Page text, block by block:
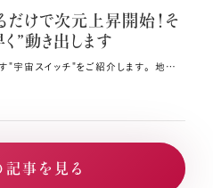
だけで次元上昇開始！そ
”動き出します
今回は、現実がすごい勢いで動き出す"宇宙スイッチ"をご紹介します。 地球での現実展開のスピードが驚くほど早くなっている今、さらにあなたの"宇宙スイッチ"が入れば、 今夢見ているありとあらゆる願い事を最短で全て叶えることができ、 大変な人生も180度転機を迎えることができます💫 ONにしたほうが絶対に得な"宇宙スイッチ"を、ぜひ前のめりで学んで吸収してくださいね。 その方法はコレ！！ 宇宙スイッチを入れる一番の方法はひたすら当たり前ゼロ感謝®することです。 自分の意図を明確にし、書き出してください。 ワクワクの気持ちを大切にし、自分を安心させ、自分と森羅万象に感謝し、自分の周波数を高く保つことが大切です。 元動画（YouTube）：『“宇宙スイッチ”を入れるだけで、次元上昇が始まります。そして現実が“怖いほど早く”動き出します。（第1928回）』 “宇宙スイッチ”ONで願いが叶う あなたも、人生の中で叶えたい願いをいくつも持っていると思います💞 私も、通訳になりたい、バイリンガルになりたい、アメリカに住んでみたい、運命の人と出会いたい、 痩せて綺麗になりたい、億万長者になりたい、ベストセラー作家になりたい…など、 数え上げればキリがありませんが、たくさんの願い事があり、それらを全て叶えてきました。 叶えることができたのは、宇宙スイッチをONにし続けたおかげです🌸 宇宙スイッチは、簡単に言えば「意識の焦点を変えること」で入ります。 言い換えれば、願い事がなかなか叶わなかったり、 願っているものとは違うものばかり引き寄せてしまったりするのは、 宇宙スイッチが入っていない＝意識の焦点が間違っているからです。 意識の焦点が変わる感覚を理解するには、 人を好きになった時の感覚を思い浮かべてみると分かりやすいでしょう。 昨日までただのクラスメイトだった相手のことがある時急に気になり出す、 あの感覚が「意識の焦点の変化」です。 ゆえに、意識の焦点を変える＝宇宙のスイッチを入れるのは、 学歴・実績・経験・年齢・性別・国籍関係なく誰にでもできます🌏 意識の焦点を欲しいものに変える 意識の焦点を変えるには、意識を向ける先を、 「自分の欲しくないもの」から「欲しいもの」に変えてください💫 これをするだけで人生は激変します。 放っておくと人間は自分の欲しくないものに意識を向けてしまう傾向があります。 「電車に間に合うだろうか？」「失敗しないだろうか？」 「子どもが怪我をしないだろうか？」といったように、 人間の思考の実に8割以上が心配事で占められています。 ぜひ、意識的にマインドシェアを欲しいものに変える＝周波数のチャンネルを 欲しくないものから欲しいものに切り替えることに取り組んでいってください🍀 ただ、心配事ばかり考えている自分をダメだと感じる必要はありません。 その時間を欲しいものに変えて宇宙スイッチを入れれば願い事が次々叶っていくのですから、 無限に豊かに幸せになる伸び代が途方もなく大きいと捉えてくださいね。 感謝の力で宇宙スイッチをON！ 宇宙スイッチを入れる一番の方法は「感謝」です💝 心配事が頭に浮かんできたら、まずは「心配になるのも分かるよ」と自分に寄り添ってあげてください。 心配するのは人間だから仕方ないけれど、でも今の自分は、心臓が動き、呼吸ができ、 空気を好きなだけ吸い、水を飲むことができている---そこに意識の焦点を変えてください。 当たり前をゼロにして、一つ一つの物事に感謝するのです。 神様は、一回につき一つの感情しか感じられないというありがたい機能を 人間に与えてくださっていますので、感謝にチャンネルを合わせた瞬間、 心配したり悲しんだりできなくなるのが分かるはずです。 このようにしてひたすら当たり前ゼロ感謝®することで、感謝のループを作り出していきましょう🌿 宇宙スイッチがOFFになってしまったら せっかく感謝ループの中にいても、SNSに嫌なコメントが入ってきたり、 家族や友人との会話で「うぐっ」となってしまうようなことを言われたりすると、 途端に宇宙スイッチがオフになり意識が地獄行きの負のループに変わってしまうことがあります🌠 そうなってしまったら、当たり前ゼロ感謝®でもう一度宇宙スイッチを押し、 意識の焦点を高い周波数に戻してください💐 これが繰り返されるうちにあなたの周波数は高止まりし、 周波数の高い自分と合致したものだけがどんどん引き寄せられるようになって、 みるみるうちに願った現実創造がなされていくサイクルに突入します。 これが次元上昇です。 現実創造の4ステップ 最後に、現実創造のプロセスに沿って願い事を叶えるための4ステップをお伝えします。 ①自分の意図を明確にする どういう人生を生きたいのか？自分が本当に欲しいものは何なのか？を明確化し、書き出してください📝 例えば家であれば、どの国に住みたいのか、何平米の家がいいのか、何部屋欲しいのかに始まり、 どんなドアノブがいいのか、どんな窓枠がいいのか、といったディテールに至るまで、 一級建築士のように本当に欲しい家の姿を明確にするのです。 ②ワクワク、安心、感謝を大切に 明確化できたら、ワクワクの気持ちを大切にし、自分を安心させ、自分と森羅万象に感謝し、 自分の周波数を高く保つことを心がけてください😊 ③直感に従って動く 直感は宇宙からのメッセージです。 ①②が整ったら、直感に従って動きましょう。 ④宇宙に委ねる ①〜③を行ったら、執着を外して後は宇宙に「よろしくね！」と委ねてください。 ぜひこのステップに従って、人間関係・仕事・人生などあらゆる側面で 自分が本当に欲しいと思っているものをどんどん書き出して整理し、 意図を明確にしていってください✍️ このプロセスの間、あなたの宇宙スイッチはずっとONの状態ですので、 おもしろいように願った現実が創造されていくでしょう。 もう、心配事を考えている暇はありません。 毎日少しずつでも構わないので、ぜひ自分が本当に願っている1番の幸せ、 人生のビジョン、本当に欲しいものに意識の焦点を変え、 宇宙スイッチを常時ONにして人生の大きな転機を迎えてください。 まとめ 宇宙スイッチがOFFになってしまったら、当たり前ゼロ感謝®でもう一度宇宙スイッチを押し、意識の焦点を高い周波数に戻してください。 意識を向ける先を、「自分の欲しくないもの」から「欲しいもの」に変えてください。 心配事が頭に浮かんできたら、まずは「心配になるのも分かるよ」と自分に寄り添ってあげてください。
記事を見る